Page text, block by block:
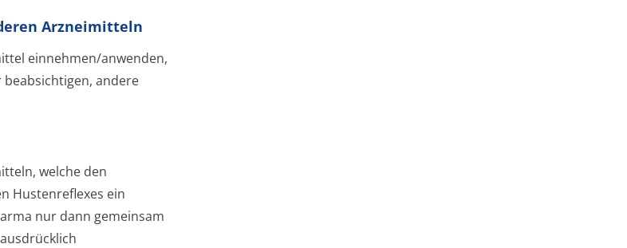
Arzneimitteln
einnehmen/anwenden,
andere
welche den
Hustenreflexes ein
nur dann gemeinsam